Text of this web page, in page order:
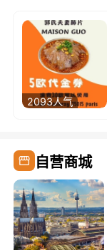
2093人气
自营商城